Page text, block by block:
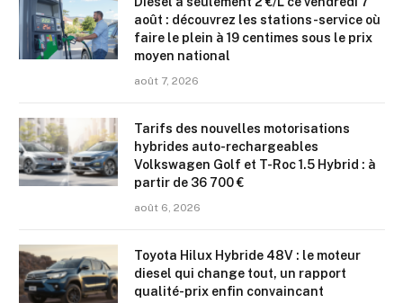
août : découvrez les stations-service où
faire le plein à 19 centimes sous le prix
moyen national
août 7, 2026
Tarifs des nouvelles motorisations
hybrides auto-rechargeables
Volkswagen Golf et T-Roc 1.5 Hybrid : à
partir de 36 700 €
août 6, 2026
Toyota Hilux Hybride 48V : le moteur
diesel qui change tout, un rapport
qualité-prix enfin convaincant